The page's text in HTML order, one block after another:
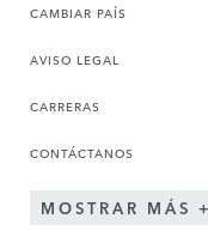
CAMBIAR PAÍS
AVISO LEGAL
CARRERAS
CONTÁCTANOS
MOSTRAR MÁS